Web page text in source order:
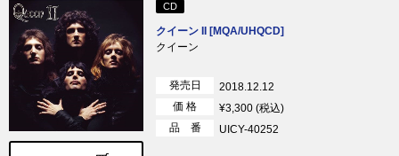
CD
クイーン II [MQA/UHQCD]
クイーン
発売日
2018.12.12
価 格
¥3,300 (税込)
品 番
UICY-40252